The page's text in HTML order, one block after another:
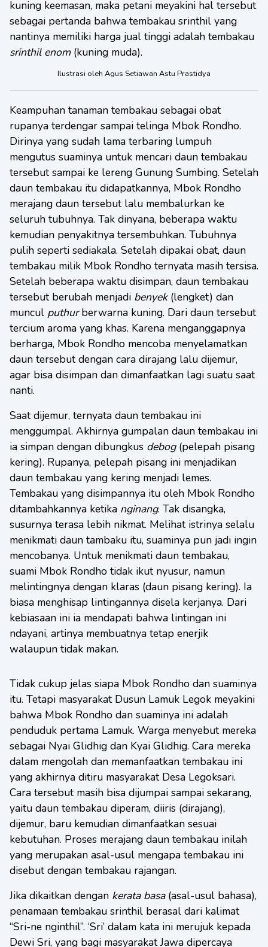
kuning keemasan, maka petani meyakini hal tersebut
sebagai pertanda bahwa tembakau srinthil yang
nantinya memiliki harga jual tinggi adalah tembakau
srinthil enom(kuning muda).
Ilustrasi oleh Agus Setiawan Astu Prastidya
Keampuhan tanaman tembakau sebagai obat
rupanya terdengar sampai telinga Mbok Rondho.
Dirinya yang sudah lama terbaring lumpuh
mengutus suaminya untuk mencari daun tembakau
tersebut sampai ke lereng Gunung Sumbing. Setelah
daun tembakau itu didapatkannya, Mbok Rondho
merajang daun tersebut lalu membalurkan ke
seluruh tubuhnya. Tak dinyana, beberapa waktu
kemudian penyakitnya tersembuhkan. Tubuhnya
pulih seperti sediakala. Setelah dipakai obat, daun
tembakau milik Mbok Rondho ternyata masih tersisa.
Setelah beberapa waktu disimpan, daun tembakau
tersebut berubah menjadi benyek(lengket) dan
muncul puthurberwarna kuning. Dari daun tersebut
tercium aroma yang khas. Karena menganggapnya
berharga, Mbok Rondho mencoba menyelamatkan
daun tersebut dengan cara dirajang lalu dijemur,
agar bisa disimpan dan dimanfaatkan lagi suatu saat
nanti.
Saat dijemur, ternyata daun tembakau ini
menggumpal. Akhirnya gumpalan daun tembakau ini
ia simpan dengan dibungkus debog(pelepah pisang
kering). Rupanya, pelepah pisang ini menjadikan
daun tembakau yang kering menjadi lemes.
Tembakau yang disimpannya itu oleh Mbok Rondho
ditambahkannya ketika nginang. Tak disangka,
susurnya terasa lebih nikmat. Melihat istrinya selalu
menikmati daun tambaku itu, suaminya pun jadi ingin
mencobanya. Untuk menikmati daun tembakau,
suami Mbok Rondho tidak ikut nyusur, namun
melintingnya dengan klaras (daun pisang kering). Ia
biasa menghisap lintingannya disela kerjanya. Dari
kebiasaan ini ia mendapati bahwa lintingan ini
ndayani, artinya membuatnya tetap enerjik
walaupun tidak makan.
Tidak cukup jelas siapa Mbok Rondho dan suaminya
itu. Tetapi masyarakat Dusun Lamuk Legok meyakini
bahwa Mbok Rondho dan suaminya ini adalah
penduduk pertama Lamuk. Warga menyebut mereka
sebagai Nyai Glidhig dan Kyai Glidhig. Cara mereka
dalam mengolah dan memanfaatkan tembakau ini
yang akhirnya ditiru masyarakat Desa Legoksari.
Cara tersebut masih bisa dijumpai sampai sekarang,
yaitu daun tembakau diperam, diiris (dirajang),
dijemur, baru kemudian dimanfaatkan sesuai
kebutuhan. Proses merajang daun tembakau inilah
yang merupakan asal-usul mengapa tembakau ini
disebut dengan tembakau rajangan.
Jika dikaitkan dengan kerata basa(asal-usul bahasa),
penamaan tembakau srinthil berasal dari kalimat
“Sri-ne nginthil”. ‘Sri’ dalam kata ini merujuk kepada
Dewi Sri, yang bagi masyarakat Jawa dipercaya